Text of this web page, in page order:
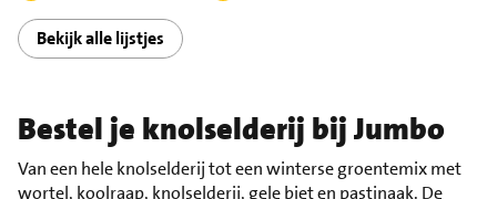
Bekijk alle lijstjes
Bestel je knolselderij bij Jumbo
Van een hele knolselderij tot een winterse groentemix met
wortel, koolraap, knolselderij, gele biet en pastinaak. De